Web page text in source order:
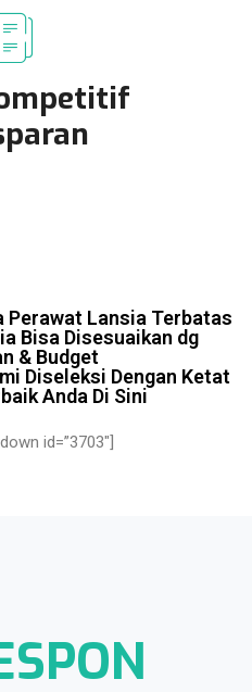
Perawat Lansia Terbatas
Bisa Disesuaikan dg
& Budget
Diseleksi Dengan Ketat
Anda Di Sini
id=”3703″]